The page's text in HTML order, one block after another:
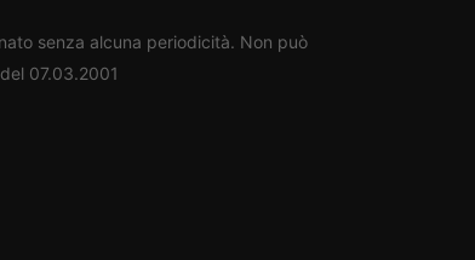
senza alcuna periodicità. Non può
07.03.2001